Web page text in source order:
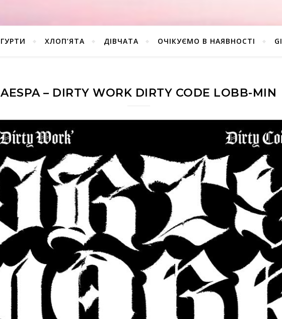
ГУРТИ ХЛОП’ЯТА ДІВЧАТА ОЧІКУЄМО В НАЯВНОСТІ
AESPA – DIRTY WORK DIRTY CODE LOBB-MIN